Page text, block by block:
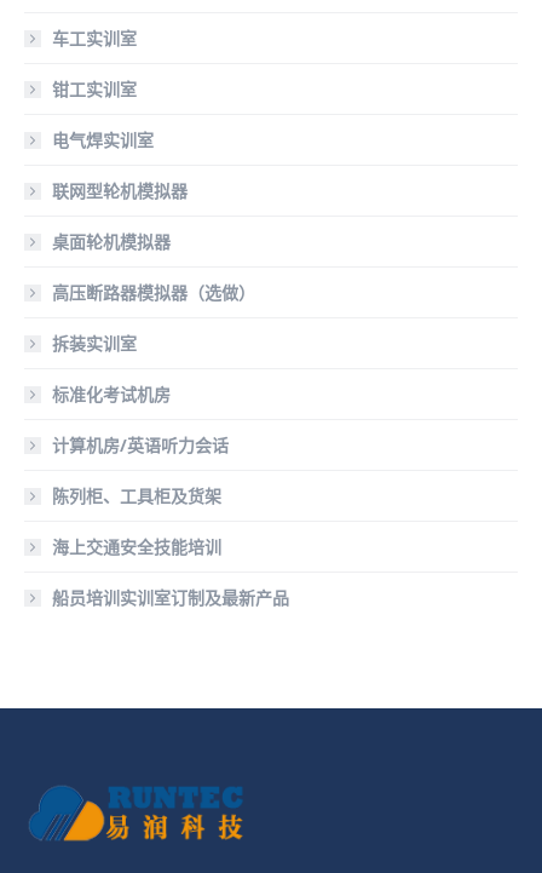
车工实训室
钳工实训室
电气焊实训室
联网型轮机模拟器
桌面轮机模拟器
高压断路器模拟器（选做）
拆装实训室
标准化考试机房
计算机房/英语听力会话
陈列柜、工具柜及货架
海上交通安全技能培训
船员培训实训室订制及最新产品